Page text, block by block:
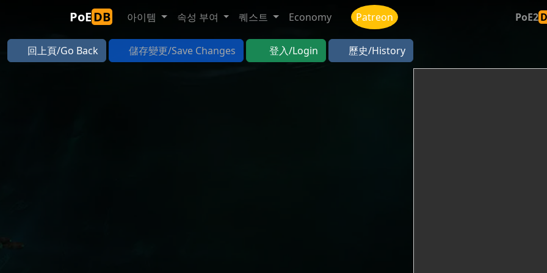
PoEDB 아이템 속성 부여 퀘스트 Economy Patreon PoE2
回上頁/Go Back 儲存變更/Save Changes 登入/Login 歷史/History